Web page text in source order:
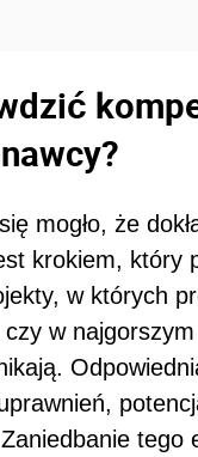
mogło, że
krokiem,
w których
czy w